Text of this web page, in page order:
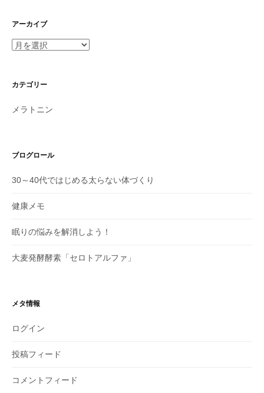
アーカイブ
ア
イ
カテゴリー
メラトニン
ブログロール
30～40代ではじめる太らない体づくり
健康メモ
眠りの悩みを解消しよう！
大麦発酵酵素「セロトアルファ」
メタ情報
ログイン
投稿フィード
コメントフィード